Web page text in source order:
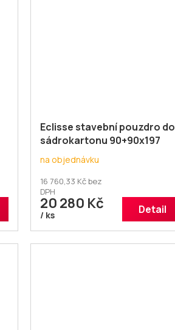
Eclisse stavební pouzdro do
sádrokartonu 90+90x197
dvoukřídlé
na objednávku
16 760,33 Kč bez
DPH
20 280 Kč
/ ks Detail